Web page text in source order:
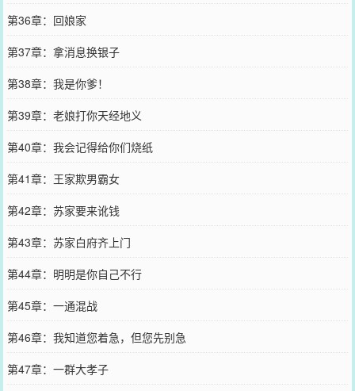
第36章：回娘家
第37章：拿消息换银子
第38章：我是你爹！
第39章：老娘打你天经地义
第40章：我会记得给你们烧纸
第41章：王家欺男霸女
第42章：苏家要来讹钱
第43章：苏家白府齐上门
第44章：明明是你自己不行
第45章：一通混战
第46章：我知道您着急，但您先别急
第47章：一群大孝子